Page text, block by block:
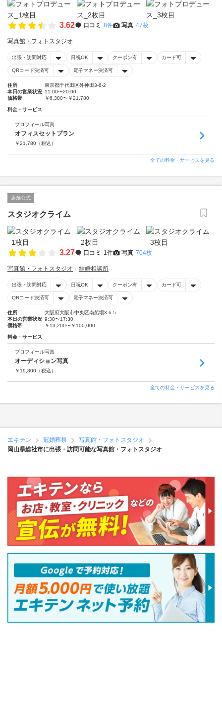
3.62 口コミ 8件 写真 47枚
写真館・フォトスタジオ
出張・訪問対応 日祝OK クーポン有 カード可
QRコード決済可 電子マネー決済可
住所
東京都千代田区外神田3-6-2
本日の営業状況 11:00〜20:00
価格帯
￥6,380〜￥21,780
料金・サービス
プロフィール写真
オフィスセットプラン
￥21,780 （税込）
全ての料金・サービスを見る
店舗公式
スタジオクライム
3.27 口コミ 1件 写真 704枚
写真館・フォトスタジオ 結婚相談所
出張・訪問対応 日祝OK クーポン有 カード可
QRコード決済可 電子マネー決済可
住所
大阪府大阪市中央区南船場3-6-5
本日の営業状況 9:30〜17:30
価格帯
￥13,200〜￥100,000
料金・サービス
プロフィール写真
オーディション写真
￥ 19,800 （税込）
全ての料金・サービスを見る
エキテン 冠婚葬祭
写真館・フォトスタジオ
岡山県総社市に出張・訪問可能な写真館・フォトスタジオ